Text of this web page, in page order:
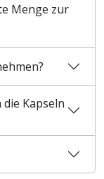
Menge zur
Kapseln